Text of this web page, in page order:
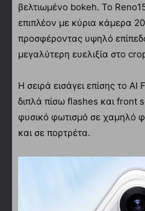
βελτιωμένο bokeh. Το
επιπλέον με κύρια κάμερα
προσφέροντας υψηλό
μεγαλύτερη ευελιξία στο
Η σειρά εισάγει επίσης το
διπλά πίσω flashes και front
φυσικό φωτισμό σε χαμηλό
και σε πορτρέτα.